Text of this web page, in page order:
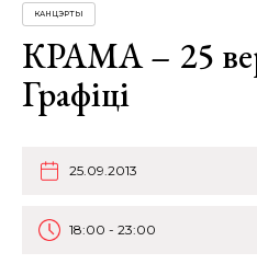
КАНЦЭРТЫ
КРАМА – 25
Графiцi
25.09.2013
18:00 - 23:00